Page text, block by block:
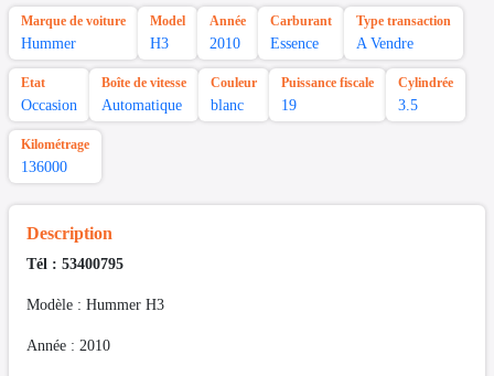
Marque de voiture
Hummer
Model
H3
Année
2010
Carburant
Essence
Type transaction
A Vendre
Etat
Occasion
Boîte de vitesse
Automatique
Couleur
blanc
Puissance fiscale
19
Cylindrée
3.5
Kilométrage
136000
Description
Tél : 53400795
Modèle : Hummer H3
Année : 2010